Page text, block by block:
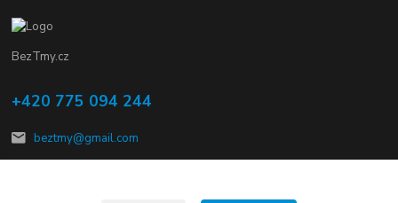
BezTmy.cz
+420 775 094 244
beztmy@gmail.com